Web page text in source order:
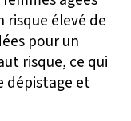
risque élevé de
pour un
risque, ce qui
dépistage et